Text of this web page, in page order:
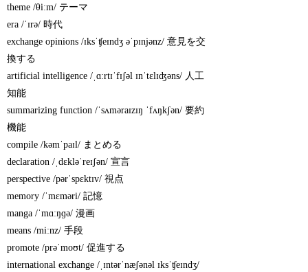
theme /θiːm/ テーマ
era /ˈɪrə/ 時代
exchange opinions /ɪksˈʧeɪndʒ əˈpɪnjənz/ 意見を交
換する
artificial intelligence /ˌɑːrtɪˈfɪʃəl ɪnˈtɛlɪʤəns/ 人工
知能
summarizing function /ˈsʌməraɪzɪŋ ˈfʌŋkʃən/ 要約
機能
compile /kəmˈpaɪl/ まとめる
declaration /ˌdɛkləˈreɪʃən/ 宣言
perspective /pərˈspɛktɪv/ 視点
memory /ˈmɛməri/ 記憶
manga /ˈmɑːŋɡə/ 漫画
means /miːnz/ 手段
promote /prəˈmoʊt/ 促進する
international exchange /ˌɪntərˈnæʃənəl ɪksˈʧeɪndʒ/